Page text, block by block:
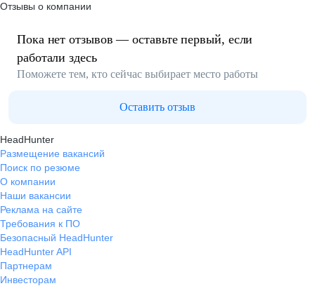
Отзывы о компании
Пока нет отзывов — оставьте первый, если
работали здесь
Поможете тем, кто сейчас выбирает место работы
Оставить отзыв
HeadHunter
Размещение вакансий
Поиск по резюме
О компании
Наши вакансии
Реклама на сайте
Требования к ПО
Безопасный HeadHunter
HeadHunter API
Партнерам
Инвесторам